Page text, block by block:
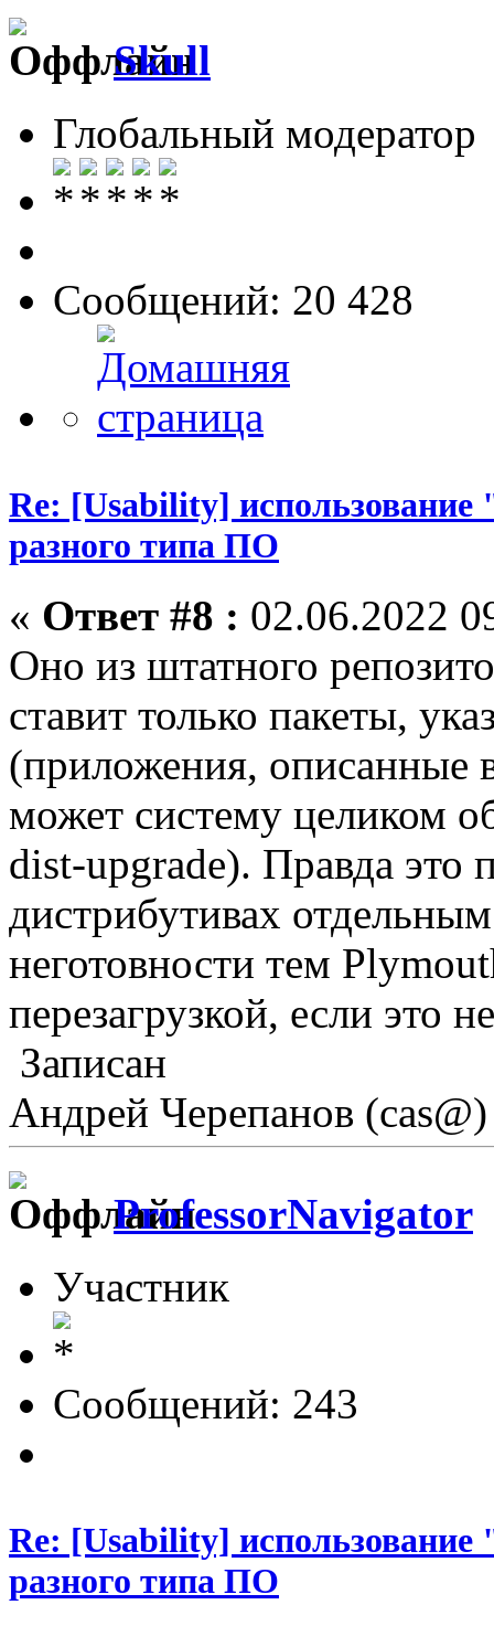
Skull
Глобальный модератор
Сообщений: 20 428
Re: [Usability] использование
разного типа ПО
« Ответ #8 : 02.06.2022
Оно из штатного
ставит только пакеты,
(приложения, описанные
может систему целиком
dist-upgrade). Правда это
дистрибутивах
неготовности тем
перезагрузкой, если это
Записан
Андрей Черепанов (cas@)
ProfessorNavigator
Участник
Сообщений: 243
Re: [Usability] использование
разного типа ПО